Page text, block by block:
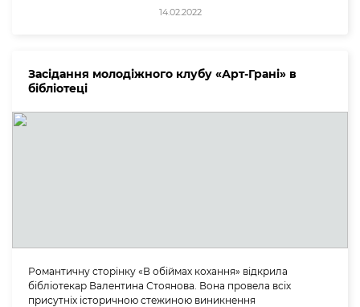
14.02.2022
Засідання молодіжного клубу «Арт-Грані» в
бібліотеці
Романтичну сторінку «В обіймах кохання» відкрила
бібліотекар Валентина Стоянова. Вона провела всіх
присутніх історичною стежиною виникнення